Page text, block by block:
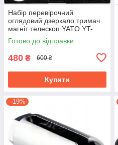
Набір перевірочний
оглядовий дзеркало тримач
магніт телескоп YATO YT-
0662
Готово до відправки
480 ₴ 600 ₴
Купити
–19%